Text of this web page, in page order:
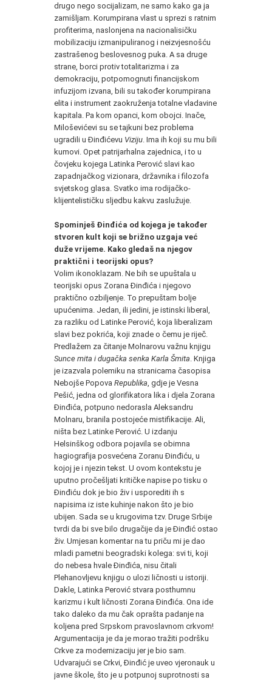
drugo nego socijalizam, ne samo kako ga ja
zamišljam. Korumpirana vlast u sprezi s ratnim
profiterima, naslonjena na nacionalisičku
mobilizaciju izmanipuliranog i neizvjesnošću
zastrašenog beslovesnog puka. A sa druge
strane, borci protiv totalitarizma i za
demokraciju, potpomognuti financijskom
infuzijom izvana, bili su također korumpirana
elita i instrument zaokruženja totalne vladavine
kapitala. Pa kom opanci, kom obojci. Inače,
Miloševićevi su se tajkuni bez problema
ugradili u Đinđićevu Viziju . Ima ih koji su mu bili
kumovi. Opet patrijarhalna zajednica, i to u
čovjeku kojega Latinka Perović slavi kao
zapadnjačkog vizionara, državnika i filozofa
svjetskog glasa. Svatko ima rodijačko-
klijentelističku sljedbu kakvu zaslužuje.
Spominješ Đinđića od kojega je također
stvoren kult koji se brižno uzgaja već
duže vrijeme. Kako gledaš na njegov
praktični i teorijski opus?
Volim ikonoklazam. Ne bih se upuštala u
teorijski opus Zorana Đinđića i njegovo
praktično ozbiljenje. To prepuštam bolje
upućenima. Jedan, ili jedini, je istinski liberal,
za razliku od Latinke Perović, koja liberalizam
slavi bez pokrića, koji znade o čemu je riječ.
Predlažem za čitanje Molnarovu važnu knjigu
Sunce mita i dugačka senka Karla Šmita . Knjiga
je izazvala polemiku na stranicama časopisa
Nebojše Popova Republika , gdje je Vesna
Pešić, jedna od glorifikatora lika i djela Zorana
Đinđića, potpuno nedorasla Aleksandru
Molnaru, branila postojeće mistifikacije. Ali,
ništa bez Latinke Perović. U izdanju
Helsinškog odbora pojavila se obimna
hagiografija posvećena Zoranu Đinđiću, u
kojoj je i njezin tekst. U ovom kontekstu je
uputno pročešljati kritičke napise po tisku o
Đinđiću dok je bio živ i usporediti ih s
napisima iz iste kuhinje nakon što je bio
ubijen. Sada se u krugovima tzv. Druge Srbije
tvrdi da bi sve bilo drugačije da je Đinđić ostao
živ. Umjesan komentar na tu priču mi je dao
mladi pametni beogradski kolega: svi ti, koji
do nebesa hvale Đinđića, nisu čitali
Plehanovljevu knjigu o ulozi ličnosti u istoriji.
Dakle, Latinka Perović stvara posthumnu
karizmu i kult ličnosti Zorana Đinđića. Ona ide
tako daleko da mu čak oprašta padanje na
koljena pred Srpskom pravoslavnom crkvom!
Argumentacija je da je morao tražiti podršku
Crkve za modernizaciju jer je bio sam.
Udvarajući se Crkvi, Đinđić je uveo vjeronauk u
javne škole, što je u potpunoj suprotnosti sa